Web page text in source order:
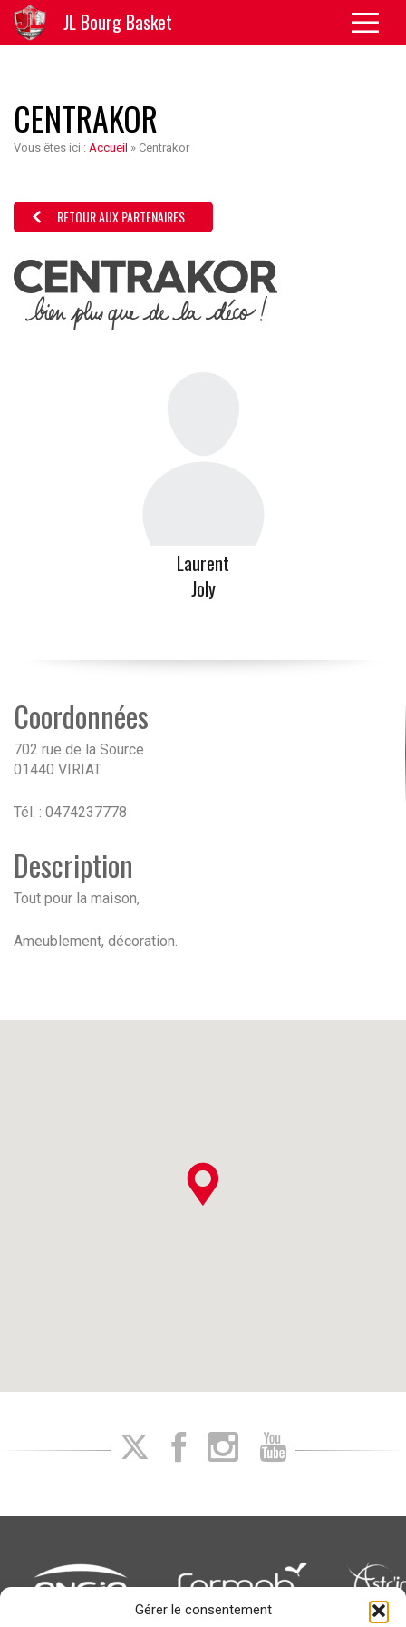
Gérer le consentement
JL Bourg Basket
CENTRAKOR
Vous êtes ici : Accueil » Centrakor
RETOUR AUX PARTENAIRES
Laurent
Joly
Coordonnées
702 rue de la Source
01440 VIRIAT
Tél. : 0474237778
Description
Tout pour la maison,
Ameublement, décoration.